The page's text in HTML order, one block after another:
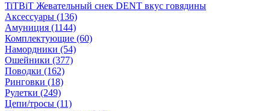
TiTBiT Жевательный снек DENT вкус говядины
Аксессуары (136)
Амуниция (1144)
Комплектующие (60)
Намордники (54)
Ошейники (377)
Поводки (162)
Ринговки (18)
Рулетки (249)
Цепи/тросы (11)